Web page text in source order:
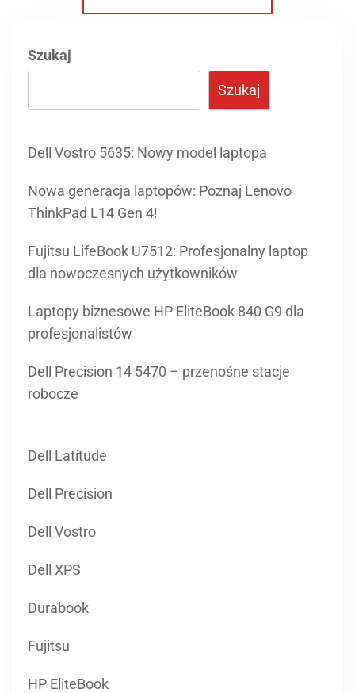
Szukaj
Szukaj
Dell Vostro 5635: Nowy model laptopa
Nowa generacja laptopów: Poznaj Lenovo
ThinkPad L14 Gen 4!
Fujitsu LifeBook U7512: Profesjonalny laptop
dla nowoczesnych użytkowników
Laptopy biznesowe HP EliteBook 840 G9 dla
profesjonalistów
Dell Precision 14 5470 – przenośne stacje
robocze
Dell Latitude
Dell Precision
Dell Vostro
Dell XPS
Durabook
Fujitsu
HP EliteBook